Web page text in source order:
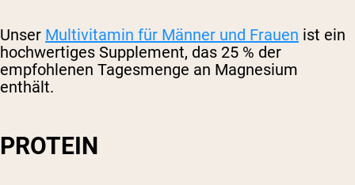
Unser Multivitamin für Männer und Frauen ist ein
hochwertiges Supplement, das 25 % der
empfohlenen Tagesmenge an Magnesium
enthält.
PROTEIN